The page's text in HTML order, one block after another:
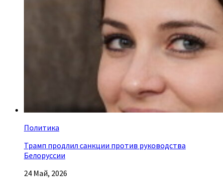
Политика
Трамп продлил санкции против руководства
Белоруссии
24 Май, 2026